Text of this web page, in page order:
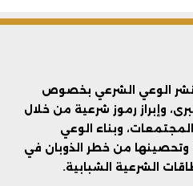
الوعي الشرعي بخصوص
وإبراز رموز شرعية من خلال
وبناء الوعي
وتحصينها من خطر الذوبان في
الشرعية الشبابية.